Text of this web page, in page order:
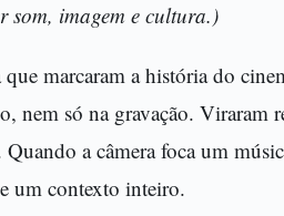
som, imagem e cultura.)
marcaram a história do
nem só na gravação. Viraram
a câmera foca um
um contexto inteiro.